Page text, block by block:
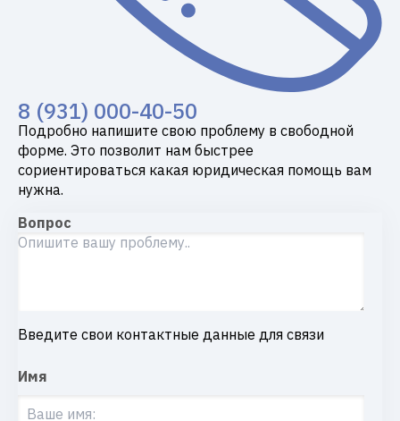
8 (931) 000-40-50
Подробно напишите свою проблему в свободной
форме. Это позволит нам быстрее
сориентироваться какая юридическая помощь вам
нужна.
Вопрос
Введите свои контактные данные для связи
Имя